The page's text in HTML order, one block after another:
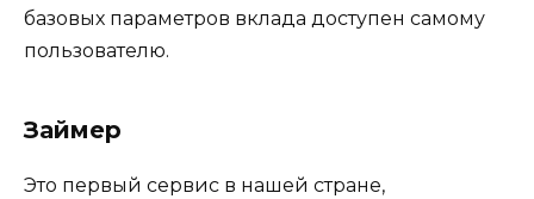
базовых параметров вклада доступен самому
пользователю.
Займер
Это первый сервис в нашей стране,